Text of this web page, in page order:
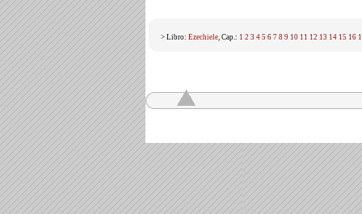
> Libro: Ezechiele, Cap.: 1 2 3 4 5 6 7 8 9 10 11 12 13 14 15 16